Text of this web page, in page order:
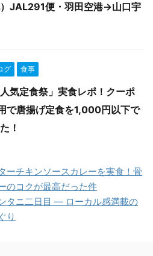
）JAL291便・羽田空港→山口宇
グ 食事
気定食祭」実食レポ！クーポ
で唐揚げ定食を1,000円以下で
！
ーチキンソースカレーを実食！骨
のコクが最高だった件
タニ二日目 ― ローカル感満載の
り